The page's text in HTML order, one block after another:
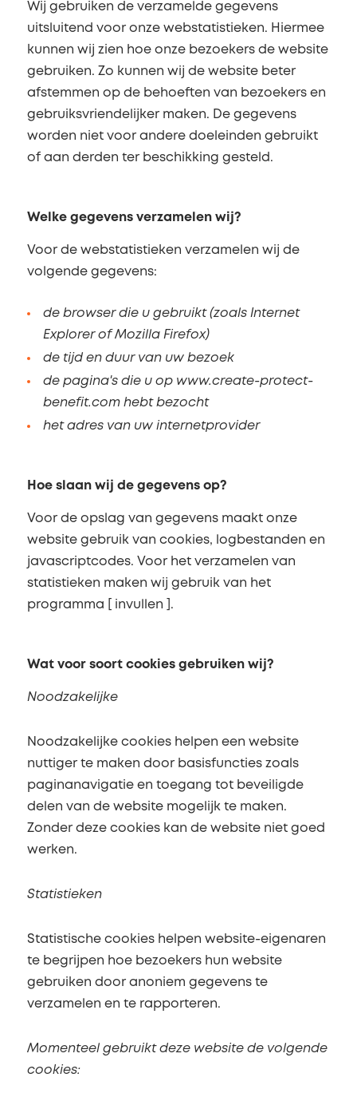
Wij gebruiken de verzamelde gegevens
uitsluitend voor onze webstatistieken. Hiermee
kunnen wij zien hoe onze bezoekers de website
gebruiken. Zo kunnen wij de website beter
afstemmen op de behoeften van bezoekers en
gebruiksvriendelijker maken. De gegevens
worden niet voor andere doeleinden gebruikt
of aan derden ter beschikking gesteld.
Welke gegevens verzamelen wij?
Voor de webstatistieken verzamelen wij de
volgende gegevens:
de browser die u gebruikt (zoals Internet
Explorer of Mozilla Firefox)
de tijd en duur van uw bezoek
de pagina's die u op www.create-protect-
benefit.com hebt bezocht
het adres van uw internetprovider
Hoe slaan wij de gegevens op?
Voor de opslag van gegevens maakt onze
website gebruik van cookies, logbestanden en
javascriptcodes. Voor het verzamelen van
statistieken maken wij gebruik van het
programma [ invullen ].
Wat voor soort cookies gebruiken wij?
Noodzakelijke
Noodzakelijke cookies helpen een website
nuttiger te maken door basisfuncties zoals
paginanavigatie en toegang tot beveiligde
delen van de website mogelijk te maken.
Zonder deze cookies kan de website niet goed
werken.
Statistieken
Statistische cookies helpen website-eigenaren
te begrijpen hoe bezoekers hun website
gebruiken door anoniem gegevens te
verzamelen en te rapporteren.
Momenteel gebruikt deze website de volgende
cookies: